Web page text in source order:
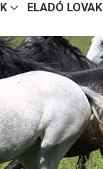
ELADÓ LOVAK